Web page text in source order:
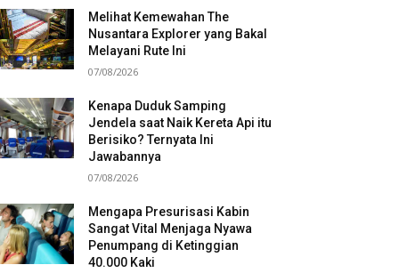
Melihat Kemewahan The
Nusantara Explorer yang Bakal
Melayani Rute Ini
07/08/2026
Kenapa Duduk Samping
Jendela saat Naik Kereta Api itu
Berisiko? Ternyata Ini
Jawabannya
07/08/2026
Mengapa Presurisasi Kabin
Sangat Vital Menjaga Nyawa
Penumpang di Ketinggian
40.000 Kaki